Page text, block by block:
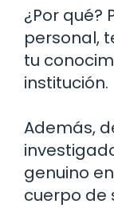
¿Por qué?
personal,
tu
institución.
Además,
genuino
cuerpo de